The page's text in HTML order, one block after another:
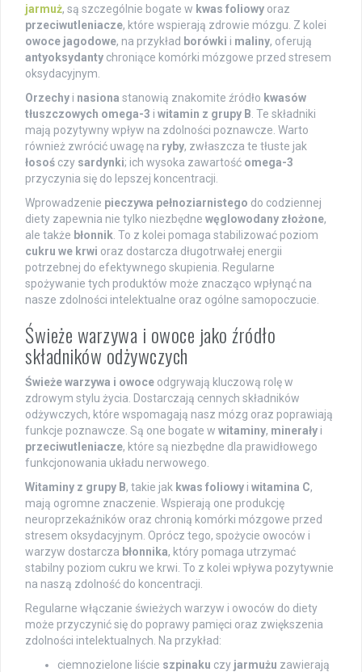
jarmuż, są szczególnie bogate w kwas foliowy oraz
przeciwutleniacze, które wspierają zdrowie mózgu. Z kolei
owoce jagodowe, na przykład borówki i maliny, oferują
antyoksydanty chroniące komórki mózgowe przed stresem
oksydacyjnym.
Orzechy i nasiona stanowią znakomite źródło kwasów
tłuszczowych omega-3 i witamin z grupy B . Te składniki
mają pozytywny wpływ na zdolności poznawcze. Warto
również zwrócić uwagę na ryby, zwłaszcza te tłuste jak
łosoś czy sardynki; ich wysoka zawartość omega-3
przyczynia się do lepszej koncentracji.
Wprowadzenie pieczywa pełnoziarnistego do codziennej
diety zapewnia nie tylko niezbędne węglowodany złożone,
ale także błonnik . To z kolei pomaga stabilizować poziom
cukru we krwi oraz dostarcza długotrwałej energii
potrzebnej do efektywnego skupienia. Regularne
spożywanie tych produktów może znacząco wpłynąć na
nasze zdolności intelektualne oraz ogólne samopoczucie.
Świeże warzywa i owoce jako źródło
składników odżywczych
Świeże warzywa i owoce odgrywają kluczową rolę w
zdrowym stylu życia. Dostarczają cennych składników
odżywczych, które wspomagają nasz mózg oraz poprawiają
funkcje poznawcze. Są one bogate w witaminy, minerały i
przeciwutleniacze, które są niezbędne dla prawidłowego
funkcjonowania układu nerwowego.
Witaminy z grupy B, takie jak kwas foliowy i witamina C,
mają ogromne znaczenie. Wspierają one produkcję
neuroprzekaźników oraz chronią komórki mózgowe przed
stresem oksydacyjnym. Oprócz tego, spożycie owoców i
warzyw dostarcza błonnika, który pomaga utrzymać
stabilny poziom cukru we krwi. To z kolei wpływa pozytywnie
na naszą zdolność do koncentracji.
Regularne włączanie świeżych warzyw i owoców do diety
może przyczynić się do poprawy pamięci oraz zwiększenia
zdolności intelektualnych. Na przykład:
ciemnozielone liście szpinaku czy jarmużu zawierają